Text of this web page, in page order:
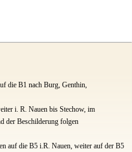
eingebettet zwischen herrlichen
See, im Herzen des Naturparks
Brandenburg.
ausgebauten Radwegen durch das
wurde zum 1. Sternepark
Sterne, wie auch die Milchstraße mit
Im August und September - In der
preiswerte Fahrt zum HBHF. Berlin
die B1 nach Burg, Genthin,
i. R. Nauen bis Stechow, im
der Beschilderung folgen
auf die B5 i.R. Nauen, weiter auf der B5